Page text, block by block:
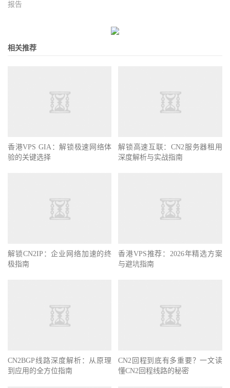
报告
相关推荐
香港VPS GIA：解锁极速网络体
验的关键选择
解锁高速互联：CN2服务器租用
深度解析与实战指南
解锁CN2IP：企业网络加速的终
极指南
香港VPS推荐：2026年精选方案
与避坑指南
CN2BGP线路深度解析：从原理
到应用的全方位指南
CN2回程到底有多重要？一文读
懂CN2回程线路的秘密